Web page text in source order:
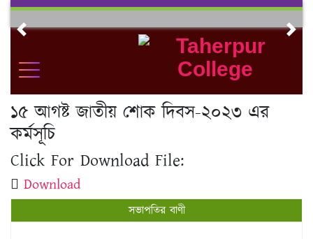
Skip
contentPrevious
১৫ আগষ্ট জাতীয় শোক দিবস-২০২৩ এর
কর্মসূচি
Click For Download File:
Download
সভাপতির বাণী